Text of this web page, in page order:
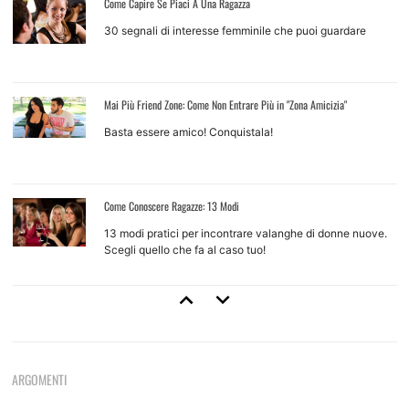
30 segnali di interesse femminile che puoi guardare
Mai Più Friend Zone: Come Non Entrare Più in "Zona Amicizia"
Basta essere amico! Conquistala!
Come Conoscere Ragazze: 13 Modi
13 modi pratici per incontrare valanghe di donne nuove.
Scegli quello che fa al caso tuo!
Come Approcciare Una Ragazza
ARGOMENTI